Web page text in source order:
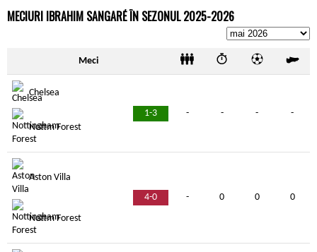
MECIURI IBRAHIM SANGARÉ ÎN SEZONUL 2025-2026
Meci
Chelsea
1-3
Nottm Forest
- - - -
Aston Villa
4-0
Nottm Forest
- 0 0 0